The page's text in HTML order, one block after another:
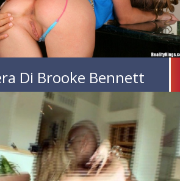
Di Brooke Bennett